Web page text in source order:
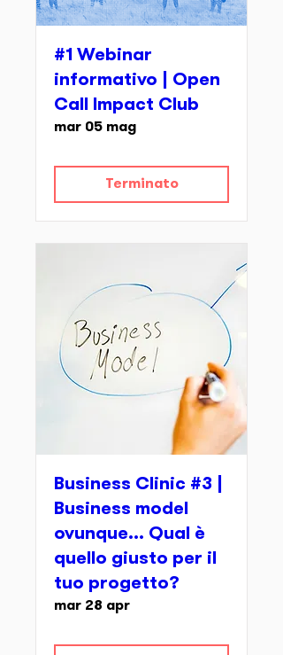
#1 Webinar
informativo | Open
Call Impact Club
mar 05 mag
Terminato
Business Clinic #3 |
Business model
ovunque... Qual è
quello giusto per il
tuo progetto?
mar 28 apr